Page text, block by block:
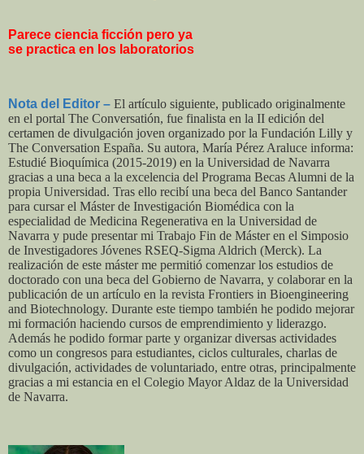
Parece ciencia ficción pero ya
se practica en los laboratorios
Nota del Editor – El artículo siguiente, publicado originalmente
en el portal The Conversatión, fue finalista en la II edición del
certamen de divulgación joven organizado por la Fundación Lilly y
The Conversation España. Su autora, María Pérez Araluce informa:
Estudié Bioquímica (2015-2019) en la Universidad de Navarra
gracias a una beca a la excelencia del Programa Becas Alumni de la
propia Universidad. Tras ello recibí una beca del Banco Santander
para cursar el Máster de Investigación Biomédica con la
especialidad de Medicina Regenerativa en la Universidad de
Navarra y pude presentar mi Trabajo Fin de Máster en el Simposio
de Investigadores Jóvenes RSEQ-Sigma Aldrich (Merck). La
realización de este máster me permitió comenzar los estudios de
doctorado con una beca del Gobierno de Navarra, y colaborar en la
publicación de un artículo en la revista Frontiers in Bioengineering
and Biotechnology. Durante este tiempo también he podido mejorar
mi formación haciendo cursos de emprendimiento y liderazgo.
Además he podido formar parte y organizar diversas actividades
como un congresos para estudiantes, ciclos culturales, charlas de
divulgación, actividades de voluntariado, entre otras, principalmente
gracias a mi estancia en el Colegio Mayor Aldaz de la Universidad
de Navarra.